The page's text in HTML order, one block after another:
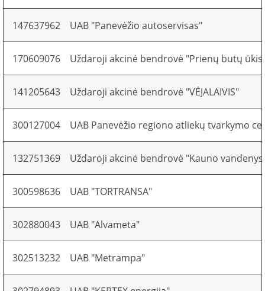
147637962 UAB "Panevėžio autoservisas"
170609076 Uždaroji akcinė bendrovė "Prienų butų
141205643 Uždaroji akcinė bendrovė "VĖJALAIVIS"
300127004 UAB Panevėžio regiono atliekų tvarkymo
132751369 Uždaroji akcinė bendrovė "Kauno
300598636 UAB "TORTRANSA"
302880043 UAB "Alvameta"
302513232 UAB "Metrampa"